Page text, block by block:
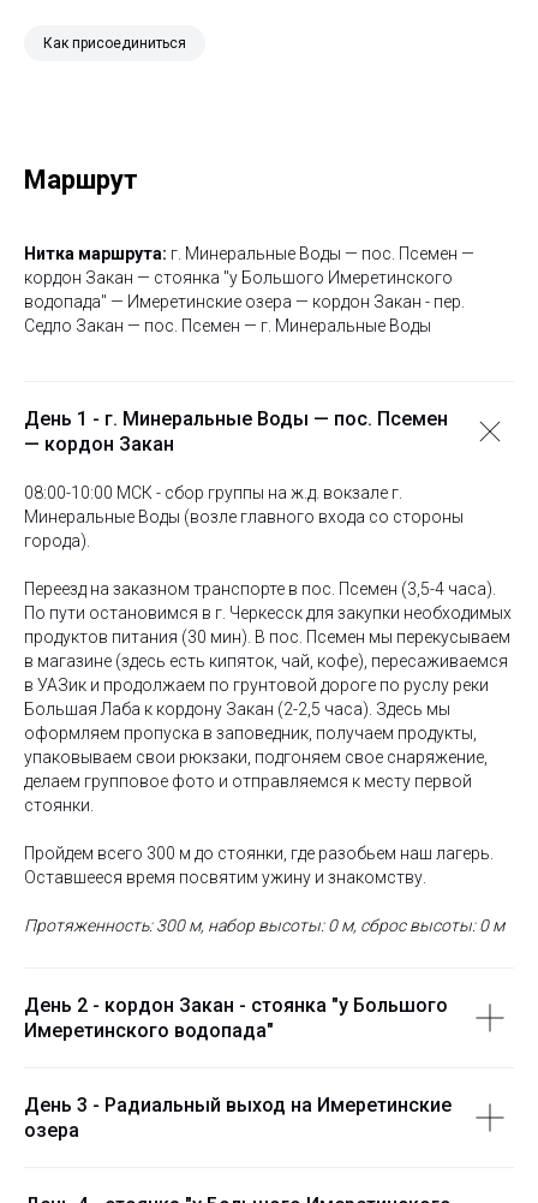
Как присоединиться
Маршрут
Нитка маршрута: г. Минеральные Воды — пос. Псемен —
кордон Закан — стоянка "у Большого Имеретинского
водопада" — Имеретинские озера — кордон Закан - пер.
Седло Закан — пос. Псемен — г. Минеральные Воды
День 1 - г. Минеральные Воды — пос. Псемен
— кордон Закан
08:00-10:00 МСК - сбор группы на ж.д. вокзале г.
Минеральные Воды (возле главного входа со стороны
города).
Переезд на заказном транспорте в пос. Псемен (3,5-4 часа).
По пути остановимся в г. Черкесск для закупки необходимых
продуктов питания (30 мин). В пос. Псемен мы перекусываем
в магазине (здесь есть кипяток, чай, кофе), пересаживаемся
в УАЗик и продолжаем по грунтовой дороге по руслу реки
Большая Лаба к кордону Закан (2-2,5 часа). Здесь мы
оформляем пропуска в заповедник, получаем продукты,
упаковываем свои рюкзаки, подгоняем свое снаряжение,
делаем групповое фото и отправляемся к месту первой
стоянки.
Пройдем всего 300 м до стоянки, где разобьем наш лагерь.
Оставшееся время посвятим ужину и знакомству.
Протяженность: 300 м, набор высоты: 0 м, сброс высоты: 0 м
День 2 - кордон Закан - стоянка "у Большого
Имеретинского водопада"
День 3 - Радиальный выход на Имеретинские
озера